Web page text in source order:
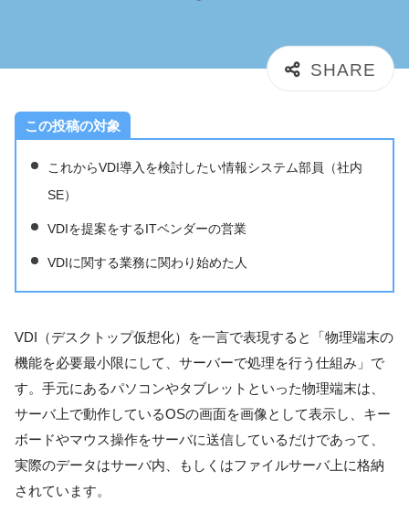
この投稿の対象
これからVDI導入を検討したい情報システム部員（社内
SE）
VDIを提案をするITベンダーの営業
VDIに関する業務に関わり始めた人
VDI（デスクトップ仮想化）を一言で表現すると「物理端末の
機能を必要最小限にして、サーバーで処理を行う仕組み」で
す。手元にあるパソコンやタブレットといった物理端末は、
サーバ上で動作しているOSの画面を画像として表示し、キー
ボードやマウス操作をサーバに送信しているだけであって、
実際のデータはサーバ内、もしくはファイルサーバ上に格納
されています。